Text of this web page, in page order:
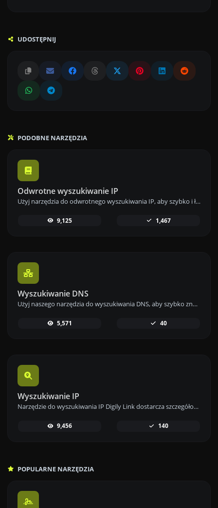
UDOSTĘPNIJ
PODOBNE NARZĘDZIA
Odwrotne wyszukiwanie IP
Użyj narzędzia do odwrotnego wyszukiwania IP, aby szybko i łatwo znaleźć domenę lub hosta powiązanego z dowolnym adresem IP.
9,125 1,467
Wyszukiwanie DNS
Użyj naszego narzędzia do wyszukiwania DNS, aby szybko znaleźć rekordy DNS A, AAAA, CNAME, MX, NS, TXT, SOA dowolnego hosta i uzyskać szczegółowe informacje.
5,571 40
Wyszukiwanie IP
Narzędzie do wyszukiwania IP Digily Link dostarcza szczegółowych informacji o dowolnym adresie IP. Skorzystaj z tej darmowej usługi online, aby uzyskać kompleksowe dane o IP.
9,456 140
POPULARNE NARZĘDZIA